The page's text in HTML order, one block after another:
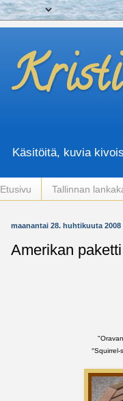
Käsitöitä, kuvia
Etusivu Tallinnan
maanantai 28. huhtikuuta 2008
Amerikan
"Squirrel-